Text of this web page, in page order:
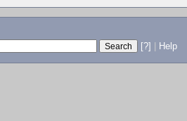
[?] Help